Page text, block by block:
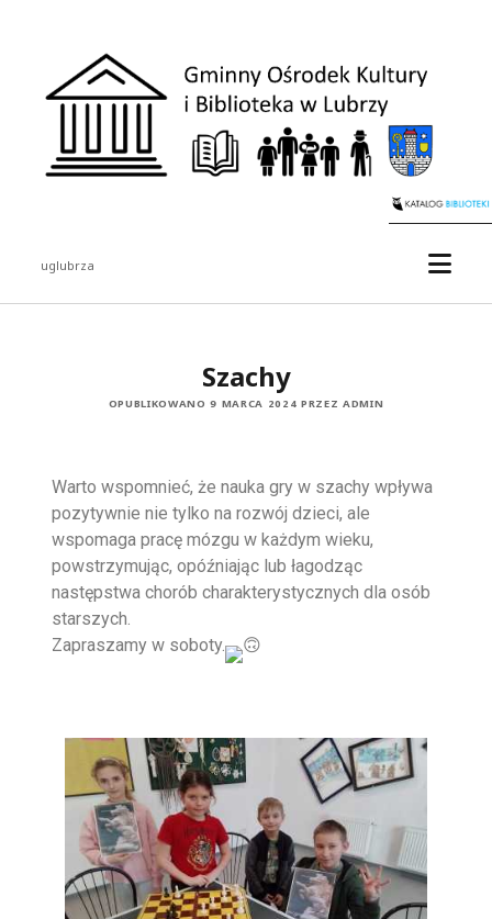
uglubrza
Szachy
OPUBLIKOWANO 9 MARCA 2024 PRZEZ ADMIN
Warto wspomnieć, że nauka gry w szachy wpływa
pozytywnie nie tylko na rozwój dzieci, ale
wspomaga pracę mózgu w każdym wieku,
powstrzymując, opóźniając lub łagodząc
następstwa chorób charakterystycznych dla osób
starszych.
Zapraszamy w soboty.